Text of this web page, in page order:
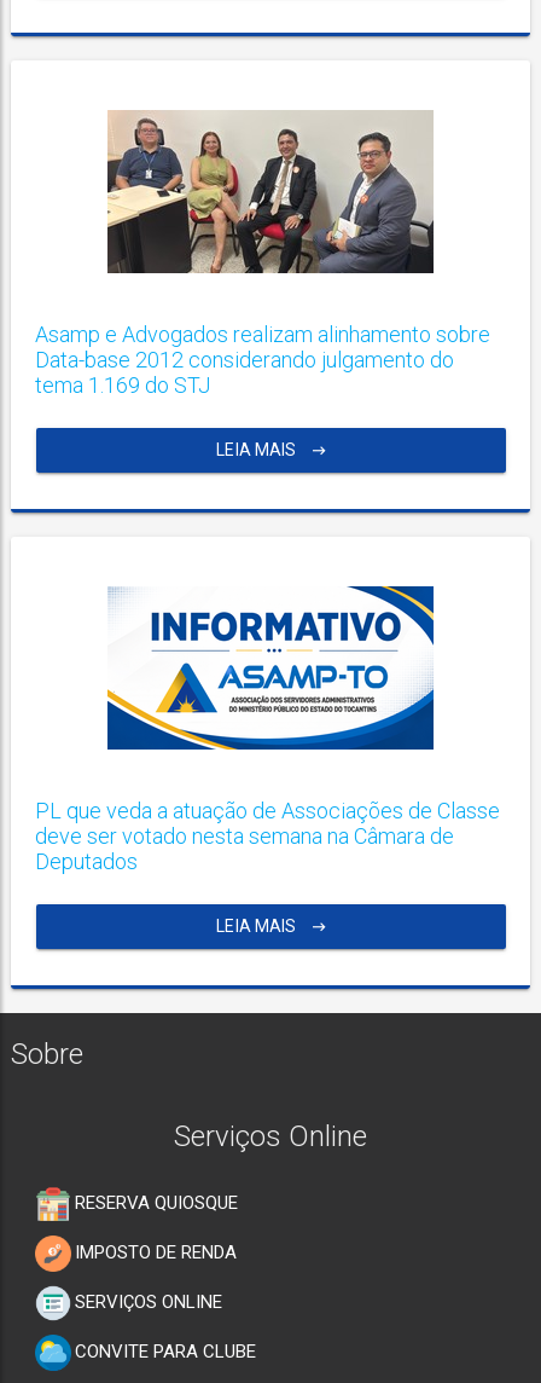
Asamp e Advogados realizam alinhamento sobre
Data-base 2012 considerando julgamento do
tema 1.169 do STJ
LEIA MAIS
PL que veda a atuação de Associações de Classe
deve ser votado nesta semana na Câmara de
Deputados
LEIA MAIS
Sobre
Serviços Online
RESERVA QUIOSQUE
IMPOSTO DE RENDA
SERVIÇOS ONLINE
CONVITE PARA CLUBE